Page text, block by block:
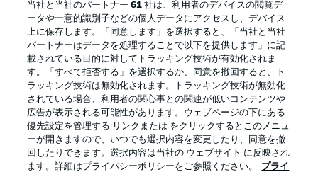
This is Ilić's 50th competitive appearance for Union. He will
be eager to add to his 11 goals so far.
© IMAGO/Eibner-Pressefoto/Thomas Hess
当社と当社のパートナー61 社は、利用者のデバイスの閲覧デ
ータや一意的識別子などの個人データにアクセスし、デバイス
上に保存します。「同意します」を選択すると、「当社と当社
パートナーはデータを処理することで以下を提供します」に記
載されている目的に対してトラッキング技術が有効化されま
す。「すべて拒否する」を選択するか、同意を撤回すると、ト
ラッキング技術は無効化されます。トラッキング技術が無効化
されている場合、利用者の関心事との関連が低いコンテンツや
広告が表示される可能性があります。ウェブページの下にある
優先設定を管理する リンクまたは をクリックするとこのメニュ
ーが開きますので、いつでも選択内容を変更したり、同意を撤
回したりできます。選択内容は当社の ウェブサイト に反映され
ます。詳細はプライバシーポリシーをご参照ください。
プライ